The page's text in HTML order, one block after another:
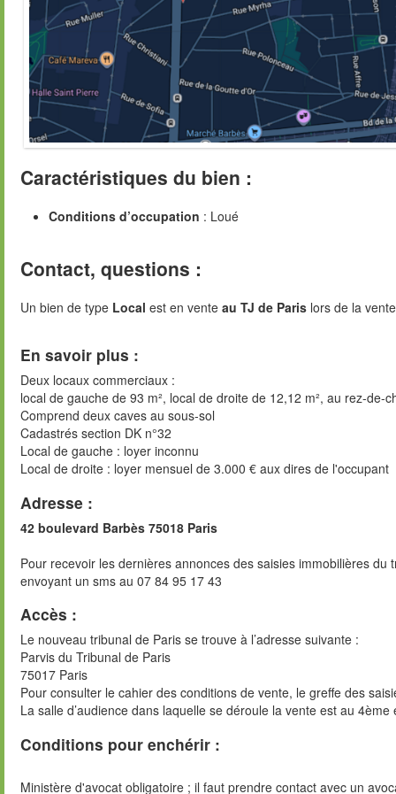
Caractéristiques du bien :
Conditions d’occupation : Loué
Contact, questions :
Un bien de type Local est en vente au TJ de Paris lors de la
En savoir plus :
Deux locaux commerciaux :
local de gauche de 93 m², local de droite de 12,12 m², au rez-de-
Comprend deux caves au sous-sol
Cadastrés section DK n°32
Local de gauche : loyer inconnu
Local de droite : loyer mensuel de 3.000 € aux dires de l'occupant
Adresse :
42 boulevard Barbès 75018 Paris
Pour recevoir les dernières annonces des saisies immobilières
envoyant un sms au 07 84 95 17 43
Accès :
Le nouveau tribunal de Paris se trouve à l’adresse suivante :
Parvis du Tribunal de Paris
75017 Paris
Pour consulter le cahier des conditions de vente, le greffe des
La salle d’audience dans laquelle se déroule la vente est au 4ème
Conditions pour enchérir :
Ministère d'avocat obligatoire ; il faut prendre contact avec un